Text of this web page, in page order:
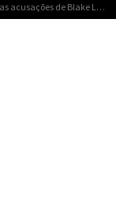
Justiça de Nova York nega maioria das acusações de Blake Lively contra Justin Baldoni